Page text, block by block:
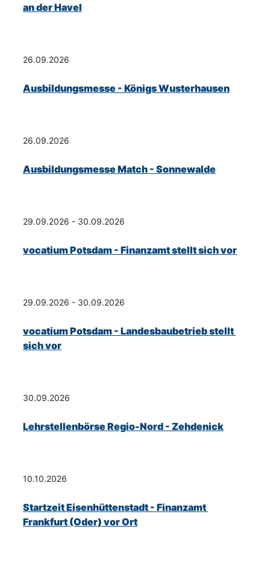
an der Havel
26.09.2026
Ausbildungsmesse - Königs Wusterhausen
26.09.2026
Ausbildungsmesse Match - Sonnewalde
29.09.2026 - 30.09.2026
vocatium Potsdam - Finanzamt stellt sich vor
29.09.2026 - 30.09.2026
vocatium Potsdam - Landesbaubetrieb stellt
sich vor
30.09.2026
Lehrstellenbörse Regio-Nord - Zehdenick
10.10.2026
Startzeit Eisenhüttenstadt - Finanzamt
Frankfurt (Oder) vor Ort